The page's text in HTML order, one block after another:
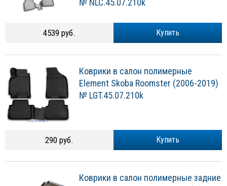
Купить
Element Skoba Roomster (2006-2019)
№ LGT.45.07.210k
Купить
Norplast для Skoda Roomster (2006-